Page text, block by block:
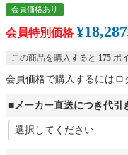
会員価格あり
会員特別価格 ¥18,287
この商品を購入すると 175 ポ
会員価格で購入するにはロ
■メーカー直送につき代引